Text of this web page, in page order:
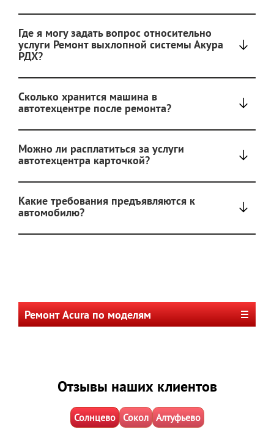
Где я могу задать вопрос относительно
услуги Ремонт выхлопной системы Акура
РДХ?
Сколько хранится машина в
автотехцентре после ремонта?
Можно ли расплатиться за услуги
автотехцентра карточкой?
Какие требования предъявляются к
автомобилю?
Ремонт Acura по моделям
Отзывы наших клиентов
Солнцево Сокол Алтуфьево